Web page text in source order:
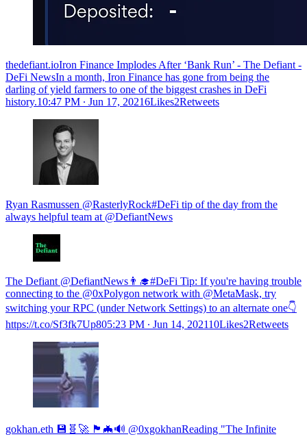
thedefiant.ioIron Finance Implodes After ‘Bank Run’ - The Defiant -
DeFi NewsIn a month, Iron Finance has gone from being the
darling of yield farmers to one of the biggest crashes in DeFi
history.10:47 PM ∙ Jun 17, 20216Likes2Retweets
Ryan Rasmussen @RasterlyRock#DeFi tip of the day from the
always helpful team at @DefiantNews
The Defiant @DefiantNews👨‍🎓#DeFi Tip: If you're having trouble
connecting to the @0xPolygon network with @MetaMask, try
switching your RPC (under Network Settings) to an alternate one👇
https://t.co/Sf3fk7Up805:23 PM ∙ Jun 14, 202110Likes2Retweets
gokhan.eth 💾🧬🚀 🏴🦇🔊 @0xgokhanReading "The Infinite